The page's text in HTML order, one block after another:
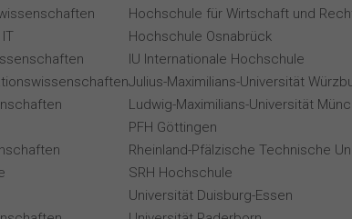
Hochschule für Wirtschaft und
Hochschule Osnabrück
IU Internationale Hochschule
Julius-Maximilians-Universität
Ludwig-Maximilians-Universität
PFH Göttingen
Rheinland-Pfälzische Technische
SRH Hochschule
Universität Duisburg-Essen